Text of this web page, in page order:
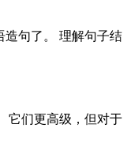
造句了。 理解句子结
它们更高级，但对于